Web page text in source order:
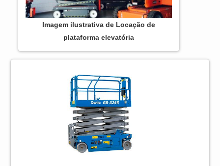
Imagem ilustrativa de Locação de
plataforma elevatória